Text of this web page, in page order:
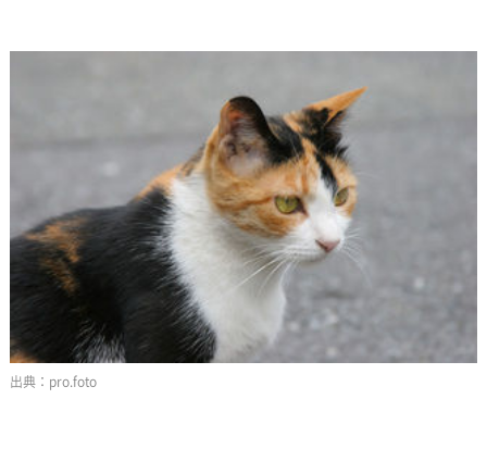
pro.foto